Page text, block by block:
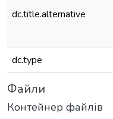
dc.title.alternative
dc.type
Файли
Контейнер файлів